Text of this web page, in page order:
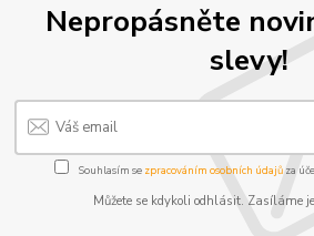
Nepropásněte
slevy!
Souhlasím se zpracováním osobních údajůza
Můžete se kdykoli odhlásit. Zasíláme